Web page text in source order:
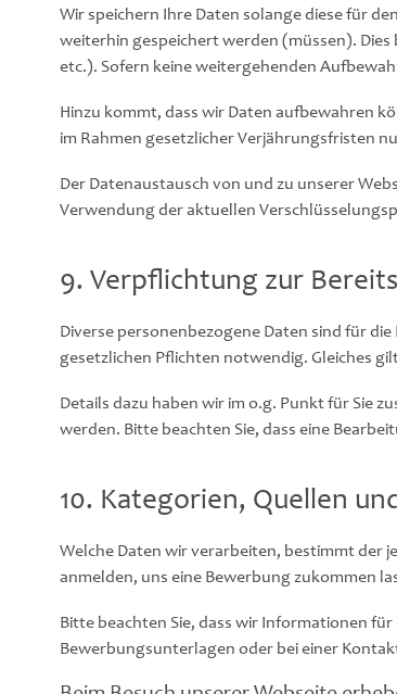
Wir speichern Ihre Daten solange diese für
weiterhin gespeichert werden (müssen).
etc.). Sofern keine weitergehenden
Hinzu kommt, dass wir Daten aufbewahren
im Rahmen gesetzlicher Verjährungsfristen
Der Datenaustausch von und zu unserer
Verwendung der aktuellen
9. Verpflichtung zur
Diverse personenbezogene Daten sind für
gesetzlichen Pflichten notwendig. Gleiches
Details dazu haben wir im o.g. Punkt für Sie
werden. Bitte beachten Sie, dass eine
10. Kategorien, Quellen
Welche Daten wir verarbeiten, bestimmt der
anmelden, uns eine Bewerbung zukommen
Bitte beachten Sie, dass wir Informationen
Bewerbungsunterlagen oder bei einer